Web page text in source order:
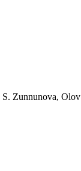
S. Zunnunova, Olov